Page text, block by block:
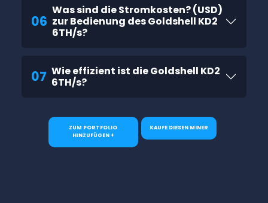
06
Was sind die Stromkosten? (USD)
zur Bedienung des Goldshell KD2
6TH/s?
07 Wie effizient ist die Goldshell KD2
6TH/s?
ZUM PORTFOLIO
HINZUFÜGEN +
KAUFE DIESEN MINER